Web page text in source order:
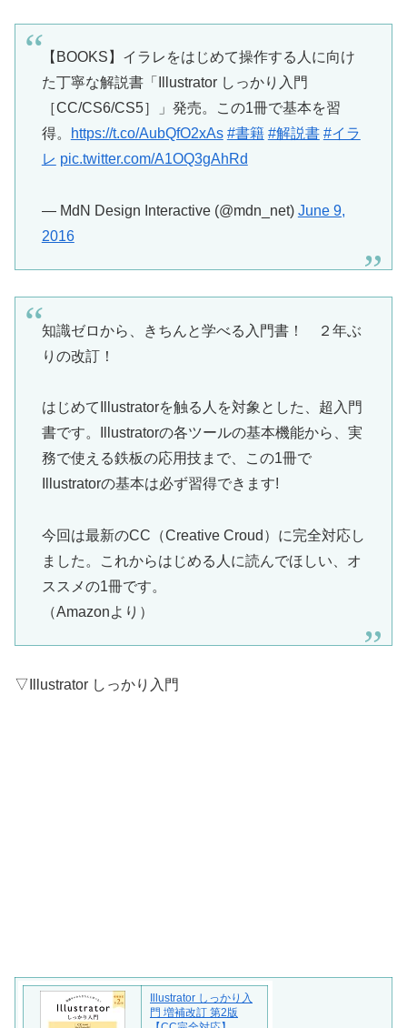
【BOOKS】イラレをはじめて操作する人に向け
た丁寧な解説書「Illustrator しっかり入門
［CC/CS6/CS5］」発売。この1冊で基本を習
得。
https://t.co/AubQfO2xAs #書籍 #解説書 #イラ
レ pic.twitter.com/A1OQ3gAhRd
— MdN Design Interactive (@mdn_net) June 9,
2016
知識ゼロから、きちんと学べる入門書！ ２年ぶ
りの改訂！
はじめてIllustratorを触る人を対象とした、超入門
書です。Illustratorの各ツールの基本機能から、実
務で使える鉄板の応用技まで、この1冊で
Illustratorの基本は必ず習得できます!
今回は最新のCC（Creative Croud）に完全対応し
ました。これからはじめる人に読んでほしい、オ
ススメの1冊です。
（Amazonより）
▽Illustrator しっかり入門
Illustrator しっかり入
門 増補改訂 第2版